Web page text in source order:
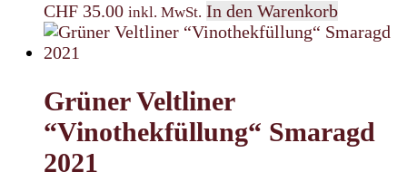
CHF 35.00 inkl. MwSt. In den Warenkorb
Grüner Veltliner
“Vinothekfüllung“ Smaragd
2021